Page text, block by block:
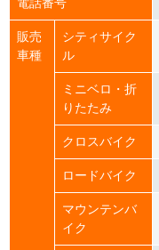
販売
車種
シティサイク
ル
ミニベロ・折
りたたみ
クロスバイク
ロードバイク
マウンテンバ
イク